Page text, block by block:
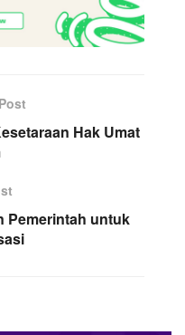
Hak Umat
Pemerintah untuk